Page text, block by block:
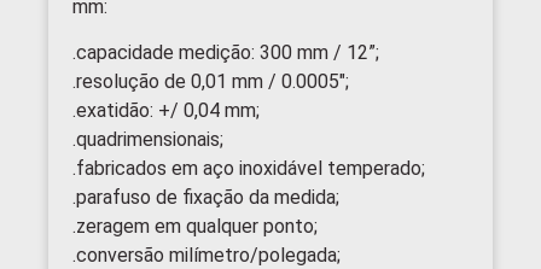
mm:
.capacidade medição: 300 mm / 12”;
.resolução de 0,01 mm / 0.0005″;
.exatidão: +/ 0,04 mm;
.quadrimensionais;
.fabricados em aço inoxidável temperado;
.parafuso de fixação da medida;
.zeragem em qualquer ponto;
.conversão milímetro/polegada;